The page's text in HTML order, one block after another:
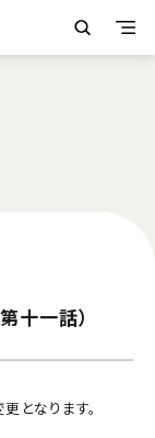
十一話）
となります。